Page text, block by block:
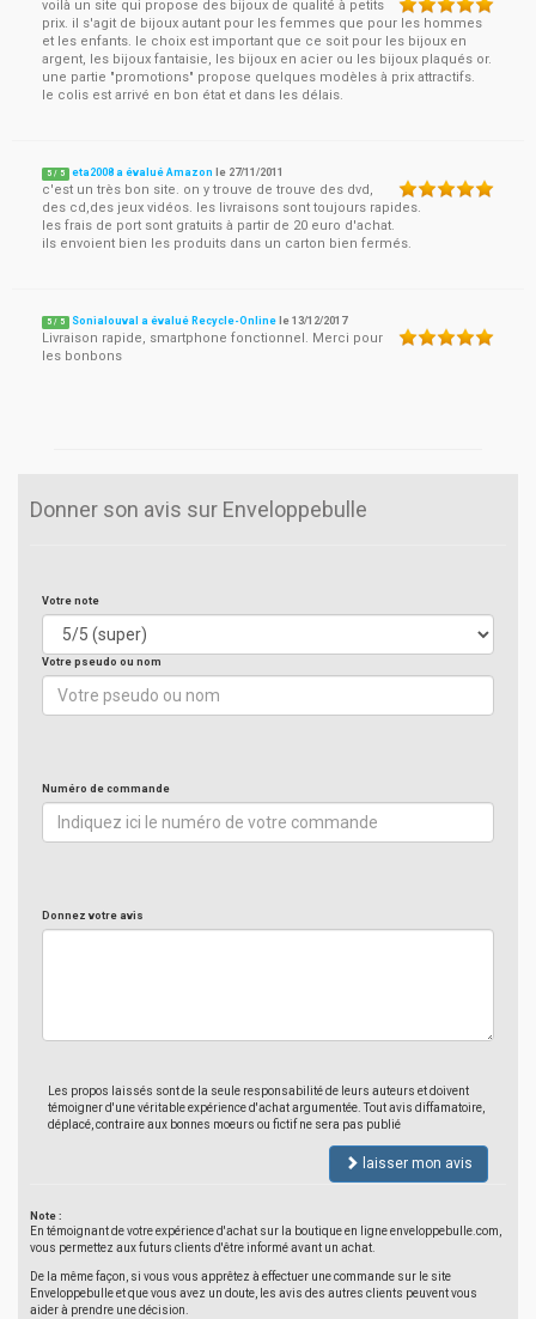
voilà un site qui propose des bijoux de qualité à petits
prix. il s'agit de bijoux autant pour les femmes que pour les hommes
et les enfants. le choix est important que ce soit pour les bijoux en
argent, les bijoux fantaisie, les bijoux en acier ou les bijoux plaqués or.
une partie "promotions" propose quelques modèles à prix attractifs.
le colis est arrivé en bon état et dans les délais.
5 / 5 eta2008 a évalué Amazon le 27/11/2011
c'est un très bon site. on y trouve de trouve des dvd,
des cd,des jeux vidéos. les livraisons sont toujours rapides.
les frais de port sont gratuits à partir de 20 euro d'achat.
ils envoient bien les produits dans un carton bien fermés.
5 / 5 Sonialouval a évalué Recycle-Online le13/12/2017
Livraison rapide, smartphone fonctionnel. Merci pour
les bonbons
Donner son avis sur Enveloppebulle
Votre note
Votre pseudo ou nom
Numéro de commande
Donnez votre avis
Les propos laissés sont de la seule responsabilité de leurs auteurs et doivent
témoigner d'une véritable expérience d'achat argumentée. Tout avis diffamatoire,
déplacé, contraire aux bonnes moeurs ou fictif ne sera pas publié
laisser mon avis
Note :
En témoignant de votre expérience d'achat sur la boutique en ligne enveloppebulle.com,
vous permettez aux futurs clients d'être informé avant un achat.
De la même façon, si vous vous apprêtez à effectuer une commande sur le site
Enveloppebulle et que vous avez un doute, les avis des autres clients peuvent vous
aider à prendre une décision.